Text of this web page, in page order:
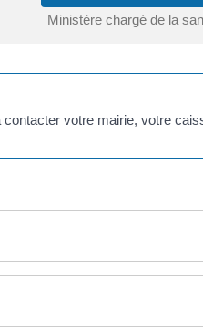
Ministère chargé de la
votre mairie, votre